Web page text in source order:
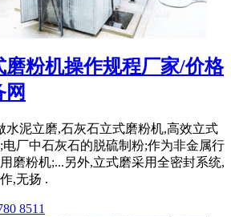
磨粉机操作规程厂家/价格
水泥立磨,石灰石立式磨粉机,高效立式
厂中石灰石的脱硫制粉;作为非金属行
磨粉机;...另外,立式磨采用全密封系统,
,无扬 .
8511